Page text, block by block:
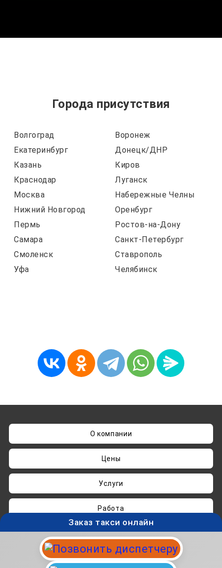
Города присутствия
Волгоград
Воронеж
Екатеринбург
Донецк/ДНР
Казань
Киров
Краснодар
Луганск
Москва
Набережные Челны
Нижний Новгород
Оренбург
Пермь
Ростов-на-Дону
Самара
Санкт-Петербург
Смоленск
Ставрополь
Уфа
Челябинск
О компании
Цены
Услуги
Работа
Нашли ошибку? Пишите наadmin@taksisvo.ru
Такси для СВОих - taksisvo.ru © 05.2025-2026.
Вся информация на данном сайте носит
Заказ такси онлайн